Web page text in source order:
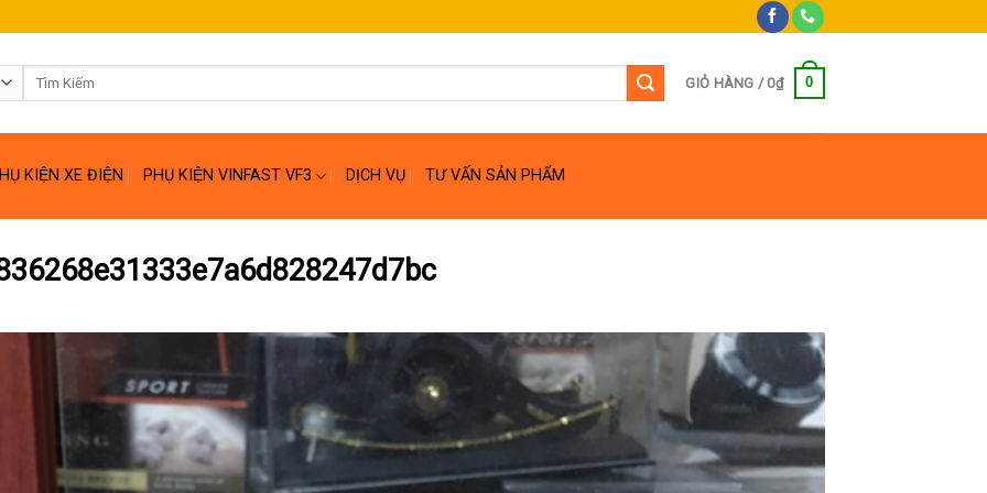
Tìm
GIỎ HÀNG / 0₫ 0
KIỆN XE ĐIỆN PHỤ KIỆN VINFAST VF3 DỊCH VỤ TƯ VẤN SẢN PHẨM